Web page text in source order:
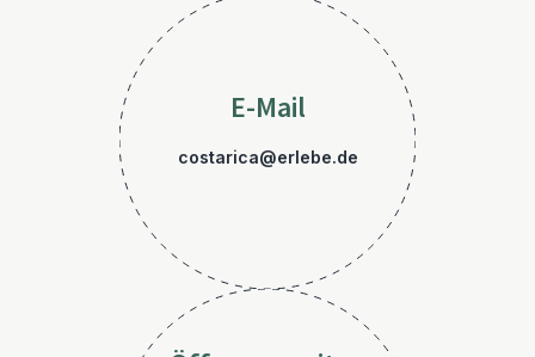
E-Mail
costarica@erlebe.de